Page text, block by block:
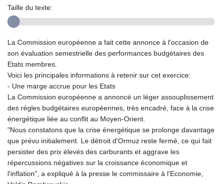
Taille du texte:
La Commission européenne a fait cette annonce à l'occasion de
son évaluation semestrielle des performances budgétaires des
Etats membres.
Voici les principales informations à retenir sur cet exercice:
- Une marge accrue pour les Etats
La Commission européenne a annoncé un léger assouplissement
des règles budgétaires européennes, très encadré, face à la crise
énergétique liée au conflit au Moyen-Orient.
"Nous constatons que la crise énergétique se prolonge davantage
que prévu initialement. Le détroit d'Ormuz reste fermé, ce qui fait
persister des prix élevés des carburants et aggrave les
répercussions négatives sur la croissance économique et
l'inflation", a expliqué à la presse le commissaire à l'Economie,